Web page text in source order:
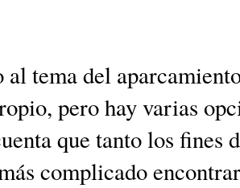
al tema del
pero hay varias
que tanto los fines
complicado